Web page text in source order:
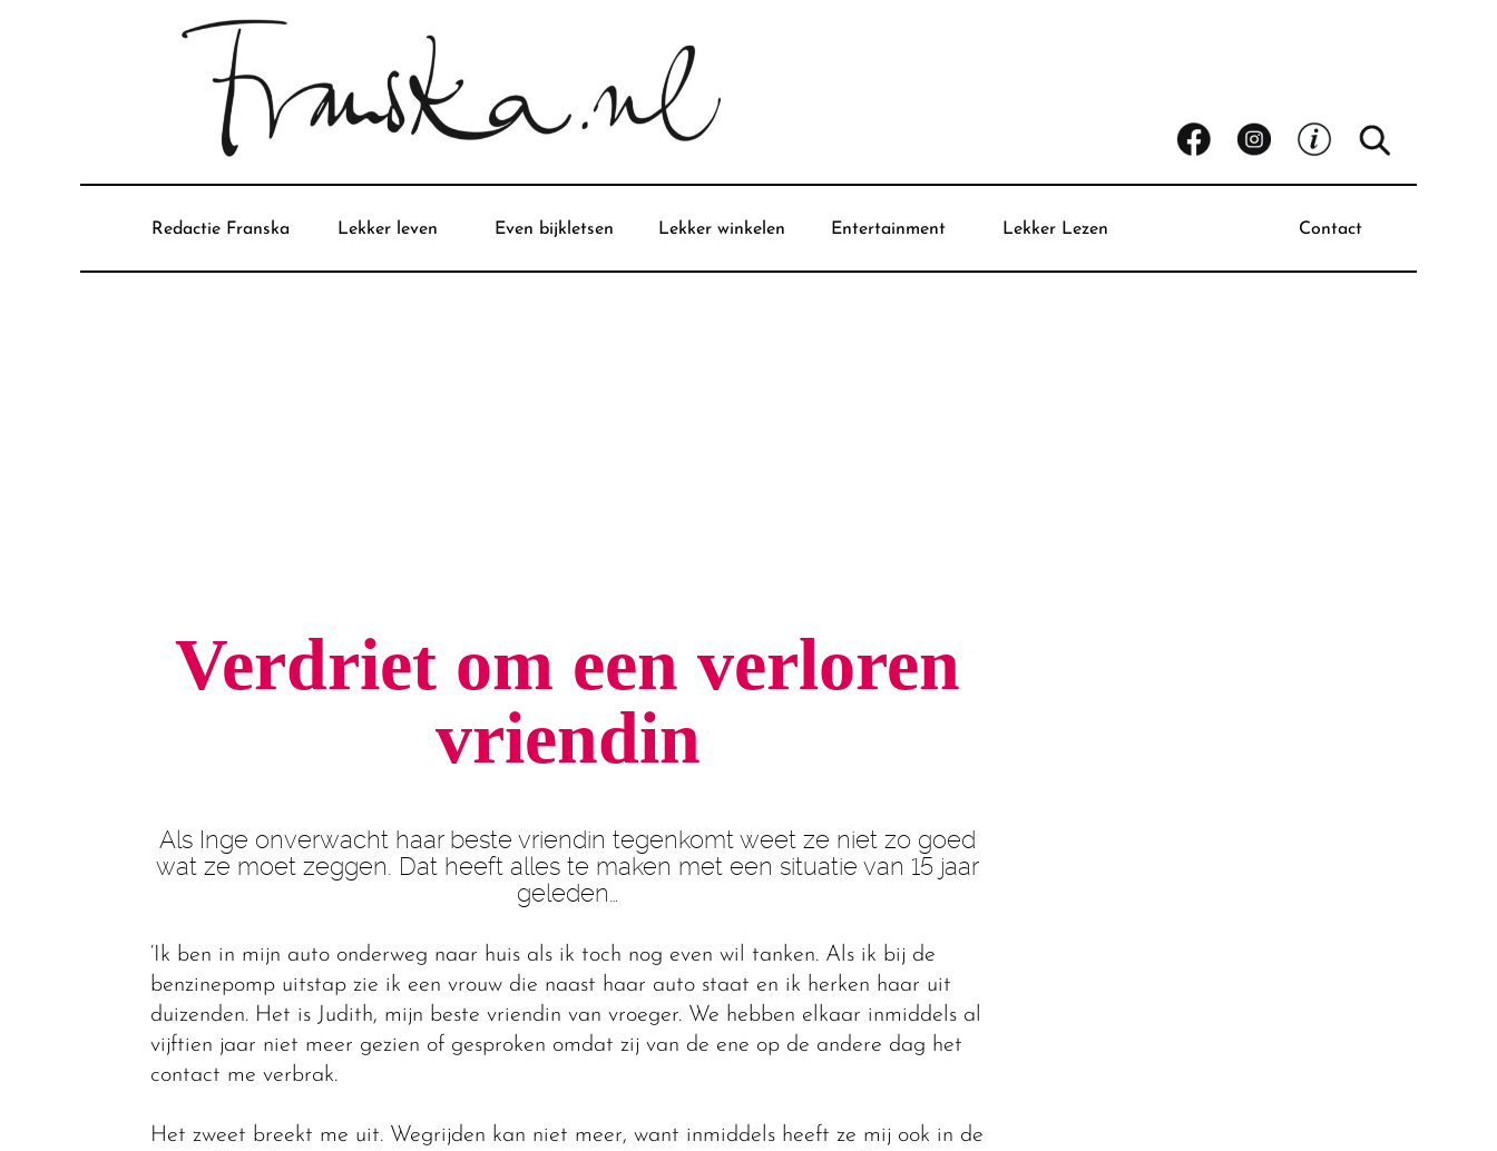
Redactie Franska Lekker leven Even bijkletsen Lekker winkelen Entertainment Lekker Lezen Contact
Verdriet om een verloren
vriendin
Als Inge onverwacht haar beste vriendin tegenkomt weet ze niet zo goed
wat ze moet zeggen. Dat heeft alles te maken met een situatie van 15 jaar
geleden…
‘Ik ben in mijn auto onderweg naar huis als ik toch nog even wil tanken. Als ik bij de
benzinepomp uitstap zie ik een vrouw die naast haar auto staat en ik herken haar uit
duizenden. Het is Judith, mijn beste vriendin van vroeger. We hebben elkaar inmiddels al
vijftien jaar niet meer gezien of gesproken omdat zij van de ene op de andere dag het
contact me verbrak.
Het zweet breekt me uit. Wegrijden kan niet meer, want inmiddels heeft ze mij ook in de